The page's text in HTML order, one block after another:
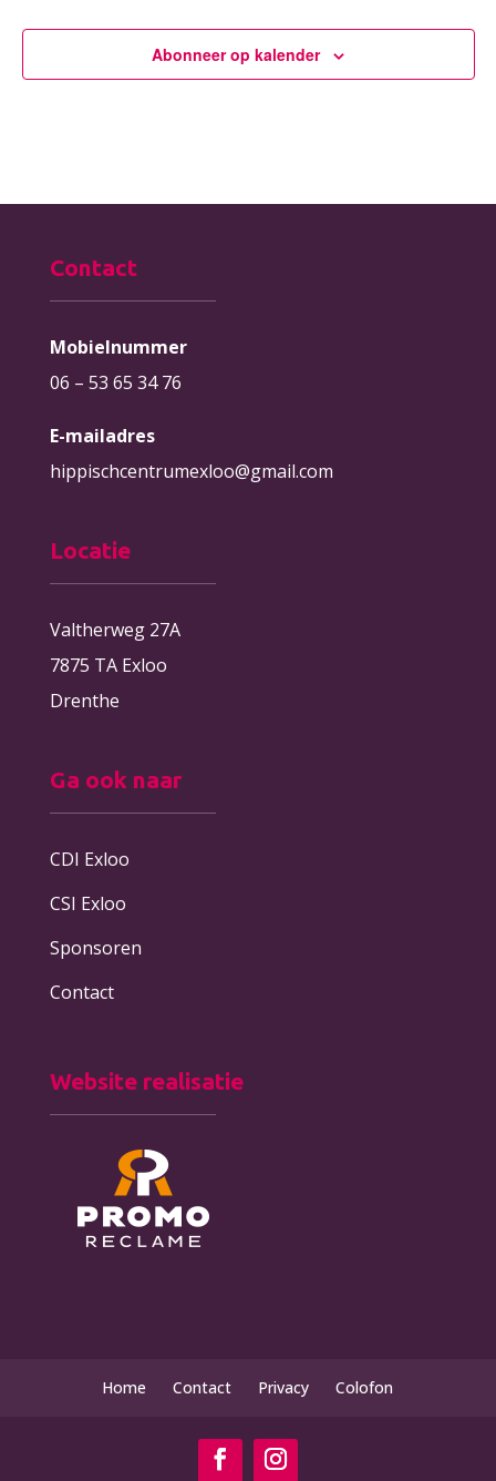
Abonneer op kalender
Contact
Mobielnummer
06 – 53 65 34 76
E-mailadres
hippischcentrumexloo@gmail.com
Locatie
Valtherweg 27A
7875 TA Exloo
Drenthe
Ga ook naar
CDI Exloo
CSI Exloo
Sponsoren
Contact
Website realisatie
Home Contact Privacy Colofon